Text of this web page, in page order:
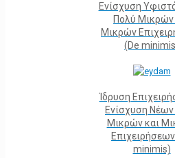
Ενίσχυση
Πολύ Μικρών
Μικρών
(De
Ίδρυση
Ενίσχυση
Μικρών και
minimis)